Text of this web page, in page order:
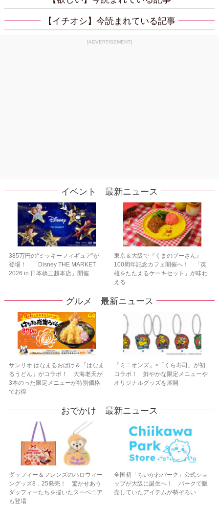
【イチオシ】今読まれている記事
[ADVERTISEMENT]
イベント 最新ニュース
385万円の“ミッキーフィギュア”が
登場！ 「Disney THE MARKET
2026 in 日本橋三越本店」開催
東京＆大阪で『くまのプーさん』
100周年記念カフェ開催へ！ 「英
雄をたたえるケーキセット」が味わ
える
グルメ 最新ニュース
サンリオ はなまるおばけ＆「はなま
るうどん」がコラボ！ 大海老天が
3本のった限定メニューが特別価格
でお得
『ミニオンズ』×「くら寿司」が初
コラボ！ 鮮やかな限定メニューや
オリジナルグッズを展開
おでかけ 最新ニュース
ダッフィー＆フレンズのハロウィー
ングッズ8．25発売！ 驚かせあう
ダッフィーたちを描いたスーベニア
も登場
全国初「ちいかわパーク」公式ショ
ップが大阪に誕生へ！ パークで販
売していたアイテムが勢ぞろい